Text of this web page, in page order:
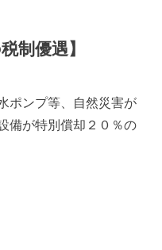
制優遇】
ポンプ等、自然災害が
備が特別償却２０％の